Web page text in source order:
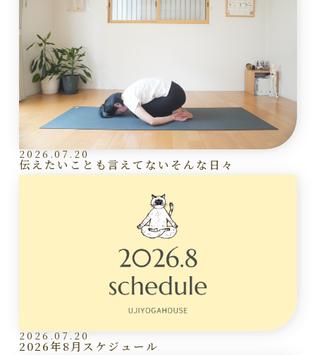
2026.07.20
伝えたいことも言えてないそんな日々
2026.07.20
2026年8月スケジュール